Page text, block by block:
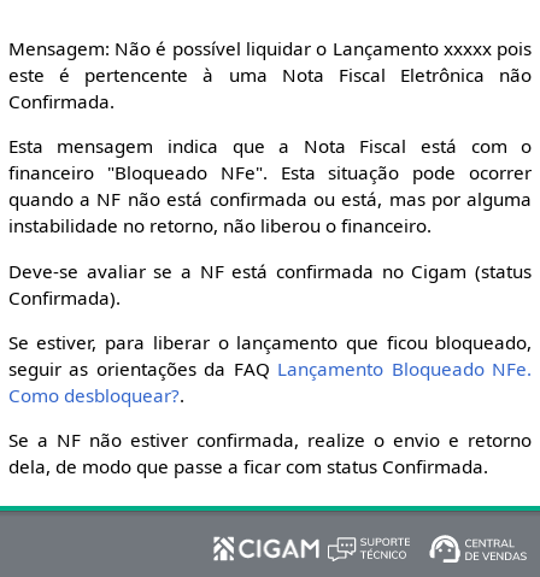
Mensagem: Não é possível liquidar o Lançamento xxxxx pois
este é pertencente à uma Nota Fiscal Eletrônica não
Confirmada.
Esta mensagem indica que a Nota Fiscal está com o
financeiro "Bloqueado NFe". Esta situação pode ocorrer
quando a NF não está confirmada ou está, mas por alguma
instabilidade no retorno, não liberou o financeiro.
Deve-se avaliar se a NF está confirmada no Cigam (status
Confirmada).
Se estiver, para liberar o lançamento que ficou bloqueado,
seguir as orientações da FAQ Lançamento Bloqueado NFe.
Como desbloquear?.
Se a NF não estiver confirmada, realize o envio e retorno
dela, de modo que passe a ficar com status Confirmada.